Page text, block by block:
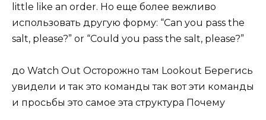
little like an order. Но еще более вежливо
использовать другую форму: “Can you pass the
salt, please?” or “Could you pass the salt, please?”
до Watch Out Осторожно там Lookout Берегись
увидели и так это команды так вот эти команды
и просьбы это самое эта структура Почему